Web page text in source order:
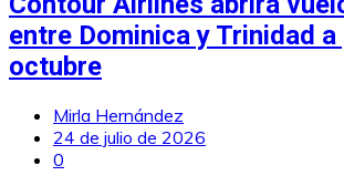
entre Dominica y Trinidad
octubre
Mirla Hernández
24 de julio de 2026
0